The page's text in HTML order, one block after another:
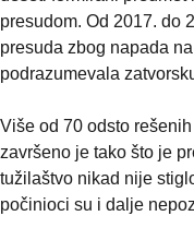
presudom. Od 2017. do
presuda zbog napada
podrazumevala
Više od 70 odsto
završeno je tako što je
tužilaštvo nikad nije
počinioci su i dalje